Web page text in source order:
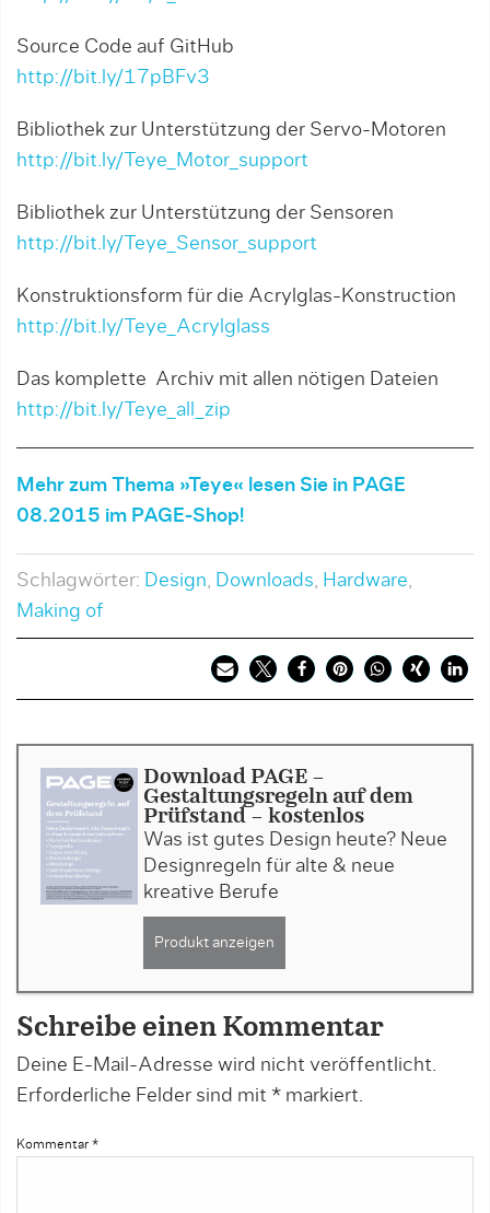
Source Code auf GitHub
http://bit.ly/17pBFv3
Bibliothek zur Unterstützung der Servo-Motoren
http://bit.ly/Teye_Motor_support
Bibliothek zur Unterstützung der Sensoren
http://bit.ly/Teye_Sensor_support
Konstruktionsform für die Acrylglas-Konstruction
http://bit.ly/Teye_Acrylglass
Das komplette Archiv mit allen nötigen Dateien
http://bit.ly/Teye_all_zip
Mehr zum Thema »Teye« lesen Sie in PAGE
08.2015 im PAGE-Shop!
Schlagwörter: Design, Downloads, Hardware,
Making of
Download PAGE -
Gestaltungsregeln auf dem
Prüfstand - kostenlos
Was ist gutes Design heute? Neue
Designregeln für alte & neue
kreative Berufe
Produkt anzeigen
Schreibe einen Kommentar
Deine E-Mail-Adresse wird nicht veröffentlicht.
Erforderliche Felder sind mit * markiert.
Kommentar *